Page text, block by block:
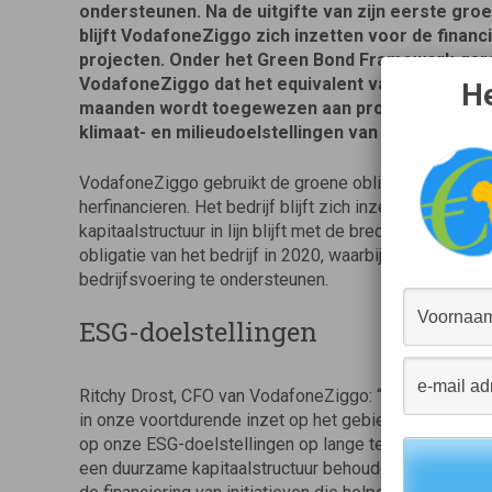
ondersteunen. Na de uitgifte van zijn eerste
blijft VodafoneZiggo zich inzetten voor de
projecten. Onder het Green Bond Framework
VodafoneZiggo dat het equivalent van de
maanden wordt toegewezen aan projecten, die
klimaat- en milieudoelstellingen van het bedrijf.
VodafoneZiggo gebruikt de groene obligatie om
herfinancieren. Het bedrijf blijft zich inzetten voor
kapitaalstructuur in lijn blijft met de bredere ESG-
obligatie van het bedrijf in 2020, waarbij 700 miljoen
bedrijfsvoering te ondersteunen.
ESG-doelstellingen
Ritchy Drost, CFO van VodafoneZiggo: “De
in onze voortdurende inzet op het gebied van
op onze ESG-doelstellingen op lange termijn, zodat
een duurzame kapitaalstructuur behouden. Deze